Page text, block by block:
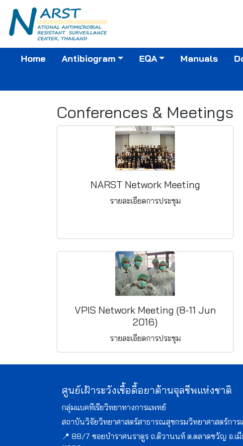
Home Antibiogram EQA Manuals
Conferences & Meetings
NARST Network Meeting
รายละเอียดการประชุม
VPIS Network Meeting (8-11 Jun
2016)
รายละเอียดการประชุม
ศูนย์เฝ้าระวังเชื้อดื้อยาต้านจุลชีพแห่งชาติ
กลุ่มแบคทีเรียวิทยาทางการแพทย์
สถาบันวิจัยวิทยาศาสตร์สาธารณสุขกรมวิทยาศาสตร์การ
📍 88/7 ซอยบำราศนราดูร ถ.ติวานนท์ ต.ตลาดขวัญ อ.เ